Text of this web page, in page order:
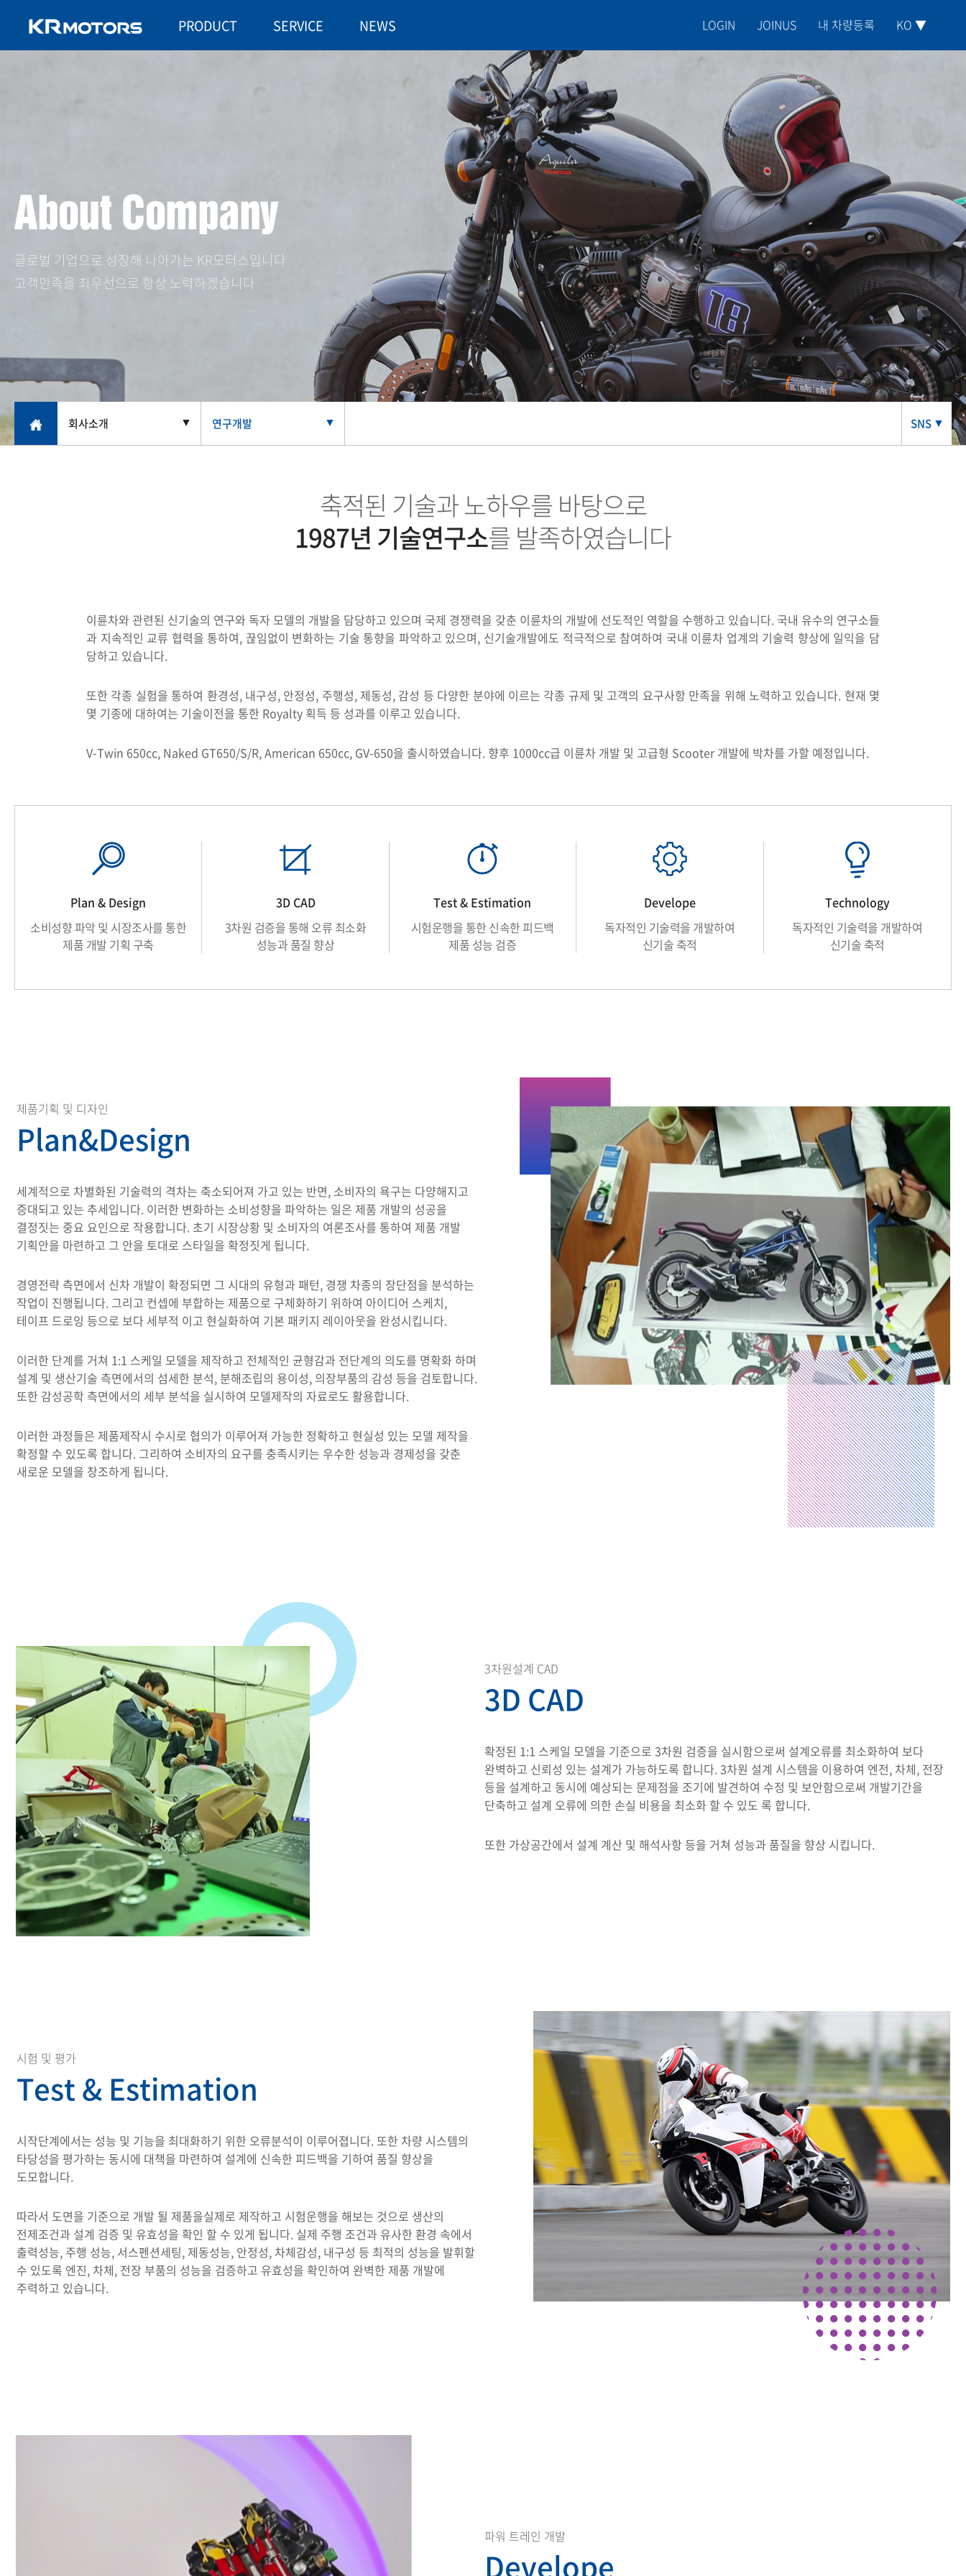
PRODUCT SERVICE NEWS LOGIN JOINUS 내 차량등록 KO ▼
글로벌 기업으로 성장해 나아가는 KR모터스입니다
고객만족을 최우선으로 항상 노력하겠습니다
회사소개 ▼ 연구개발 ▼ SNS ▼
축적된 기술과 노하우를 바탕으로
1987년 기술연구소를 발족하였습니다
이륜차와 관련된 신기술의 연구와 독자 모델의 개발을 담당하고 있으며 국제 경쟁력을 갖춘 이륜차의 개발에 선도적인 역할을 수행하고 있습니다. 국내 유수의 연구소들
과 지속적인 교류 협력을 통하여, 끊임없이 변화하는 기술 통향을 파악하고 있으며, 신기술개발에도 적극적으로 참여하여 국내 이륜차 업계의 기술력 향상에 일익을 담
당하고 있습니다.
또한 각종 실험을 통하여 환경성, 내구성, 안정성, 주행성, 제동성, 감성 등 다양한 분야에 이르는 각종 규제 및 고객의 요구사항 만족을 위해 노력하고 있습니다. 현재 몇
몇 기종에 대하여는 기술이전을 통한 Royalty 획득 등 성과를 이루고 있습니다.
V-Twin 650cc, Naked GT650/S/R, American 650cc, GV-650을 출시하였습니다. 향후 1000cc급 이륜차 개발 및 고급형 Scooter 개발에 박차를 가할 예정입니다.
Plan & Design
소비성향 파악 및 시장조사를 통한
제품 개발 기획 구축
3D CAD
3차원 검증을 통해 오류 최소화
성능과 품질 향상
Test & Estimation
시험운행을 통한 신속한 피드백
제품 성능 검증
Develope
독자적인 기술력을 개발하여
신기술 축적
Technology
독자적인 기술력을 개발하여
신기술 축적
제품기획 및 디자인
Plan&Design
세계적으로 차별화된 기술력의 격차는 축소되어져 가고 있는 반면, 소비자의 욕구는 다양해지고
증대되고 있는 추세입니다. 이러한 변화하는 소비성향을 파악하는 일은 제품 개발의 성공을
결정짓는 중요 요인으로 작용합니다. 초기 시장상황 및 소비자의 여론조사를 통하여 제품 개발
기획안을 마련하고 그 안을 토대로 스타일을 확정짓게 됩니다.
경영전략 측면에서 신차 개발이 확정되면 그 시대의 유형과 패턴, 경쟁 차종의 장단점을 분석하는
작업이 진행됩니다. 그리고 컨셉에 부합하는 제품으로 구체화하기 위하여 아이디어 스케치,
테이프 드로잉 등으로 보다 세부적 이고 현실화하여 기본 패키지 레이아웃을 완성시킵니다.
이러한 단계를 거쳐 1:1 스케일 모델을 제작하고 전체적인 균형감과 전단계의 의도를 명확화 하며
설계 및 생산기술 측면에서의 섬세한 분석, 분해조립의 용이성, 의장부품의 감성 등을 검토합니다.
또한 감성공학 측면에서의 세부 분석을 실시하여 모델제작의 자료로도 활용합니다.
이러한 과정들은 제품제작시 수시로 협의가 이루어져 가능한 정확하고 현실성 있는 모델 제작을
확정할 수 있도록 합니다. 그리하여 소비자의 요구를 충족시키는 우수한 성능과 경제성을 갖춘
새로운 모델을 창조하게 됩니다.
3차원설계 CAD
3D CAD
확정된 1:1 스케일 모델을 기준으로 3차원 검증을 실시함으로써 설계오류를 최소화하여 보다
완벽하고 신뢰성 있는 설계가 가능하도록 합니다. 3차원 설계 시스템을 이용하여 엔전, 차체, 전장
등을 설계하고 동시에 예상되는 문제점을 조기에 발견하여 수정 및 보안함으로써 개발기간을
단축하고 설계 오류에 의한 손실 비용을 최소화 할 수 있도 록 합니다.
또한 가상공간에서 설계 계산 및 해석사항 등을 거쳐 성능과 품질을 향상 시킵니다.
시험 및 평가
Test & Estimation
시작단계에서는 성능 및 기능을 최대화하기 위한 오류분석이 이루어졉니다. 또한 차량 시스템의
타당성을 평가하는 동시에 대책을 마련하여 설계에 신속한 피드백을 기하여 품질 향상을
도모합니다.
따라서 도면을 기준으로 개발 될 제품을실제로 제작하고 시험운행을 해보는 것으로 생산의
전제조건과 설계 검증 및 유효성을 확인 할 수 있게 됩니다. 실제 주행 조건과 유사한 환경 속에서
출력성능, 주행 성능, 서스펜션세팅, 제동성능, 안정성, 차체감성, 내구성 등 최적의 성능을 발휘할
수 있도록 엔진, 차체, 전장 부품의 성능을 검증하고 유효성을 확인하여 완벽한 제품 개발에
주력하고 있습니다.
파워 트레인 개발
Develope